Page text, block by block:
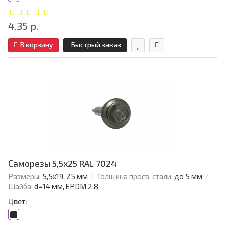
4.35 р.
В корзину Быстрый заказ
Саморезы 5,5х25 RAL 7024
Размеры: 5,5х19, 25 мм Толщина просв. стали: до 5 мм
Шайба: d=14 мм, EPDM 2,8
Цвет: